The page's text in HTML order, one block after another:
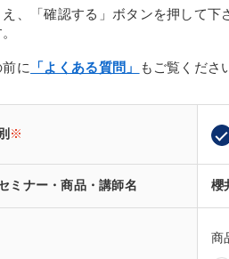
、「確認する」ボタンを押して下
に 「よくある質問」 もご覧くださ
※
ミナー・商品・講師名 櫻
商